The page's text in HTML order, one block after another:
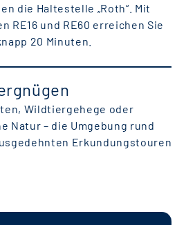
die Haltestelle „Roth“. Mit
RE16 und RE60 erreichen Sie
20 Minuten.
Wildtiergehege oder
Natur – die Umgebung rund
Erkundungstouren